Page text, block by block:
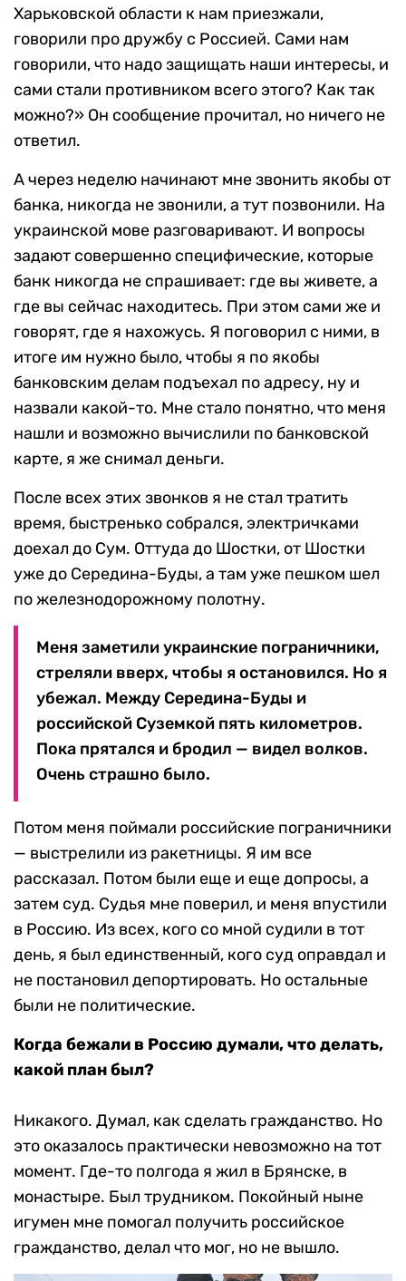
Харьковской области к нам приезжали,
говорили про дружбу с Россией. Сами нам
говорили, что надо защищать наши интересы, и
сами стали противником всего этого? Как так
можно?» Он сообщение прочитал, но ничего не
ответил.
А через неделю начинают мне звонить якобы от
банка, никогда не звонили, а тут позвонили. На
украинской мове разговаривают. И вопросы
задают совершенно специфические, которые
банк никогда не спрашивает: где вы живете, а
где вы сейчас находитесь. При этом сами же и
говорят, где я нахожусь. Я поговорил с ними, в
итоге им нужно было, чтобы я по якобы
банковским делам подъехал по адресу, ну и
назвали какой-то. Мне стало понятно, что меня
нашли и возможно вычислили по банковской
карте, я же снимал деньги.
После всех этих звонков я не стал тратить
время, быстренько собрался, электричками
доехал до Сум. Оттуда до Шостки, от Шостки
уже до Середина-Буды, а там уже пешком шел
по железнодорожному полотну.
Меня заметили украинские пограничники,
стреляли вверх, чтобы я остановился. Но я
убежал. Между Середина-Буды и
российской Суземкой пять километров.
Пока прятался и бродил — видел волков.
Очень страшно было.
Потом меня поймали российские пограничники
— выстрелили из ракетницы. Я им все
рассказал. Потом были еще и еще допросы, а
затем суд. Судья мне поверил, и меня впустили
в Россию. Из всех, кого со мной судили в тот
день, я был единственный, кого суд оправдал и
не постановил депортировать. Но остальные
были не политические.
Когда бежали в Россию думали, что делать,
какой план был?
Никакого. Думал, как сделать гражданство. Но
это оказалось практически невозможно на тот
момент. Где-то полгода я жил в Брянске, в
монастыре. Был трудником. Покойный ныне
игумен мне помогал получить российское
гражданство, делал что мог, но не вышло.